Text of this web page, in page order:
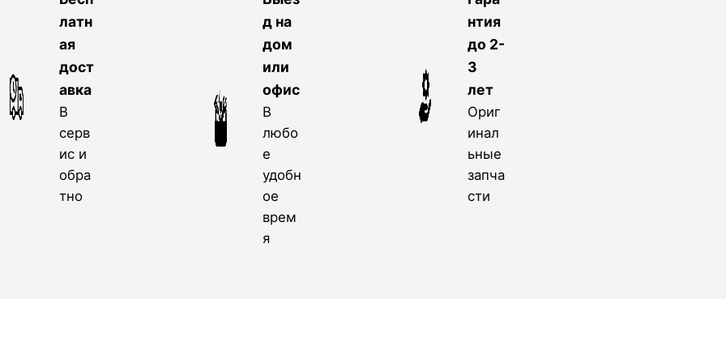
латн
ая
дост
авка
В
серв
ис и
обра
тно
д на
дом
или
офис
В
любо
е
удобн
ое
врем
я
нтия
до 2-
3
лет
Ориг
инал
ьные
запча
сти